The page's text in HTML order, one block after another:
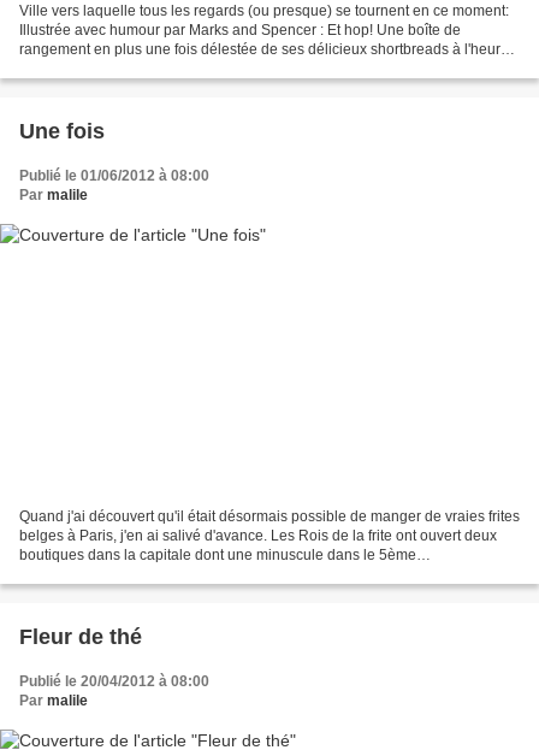
Ville vers laquelle tous les regards (ou presque) se tournent en ce moment:
Illustrée avec humour par Marks and Spencer : Et hop! Une boîte de
rangement en plus une fois délestée de ses délicieux shortbreads à l'heure
Une fois
Publié le 01/06/2012 à 08:00
Par malile
Quand j'ai découvert qu'il était désormais possible de manger de vraies frites
belges à Paris, j'en ai salivé d'avance. Les Rois de la frite ont ouvert deux
boutiques dans la capitale dont une minuscule dans le 5ème
Fleur de thé
Publié le 20/04/2012 à 08:00
Par malile